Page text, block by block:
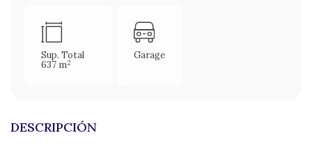
Sup. Total
637 m2
Garage
DESCRIPCIÓN